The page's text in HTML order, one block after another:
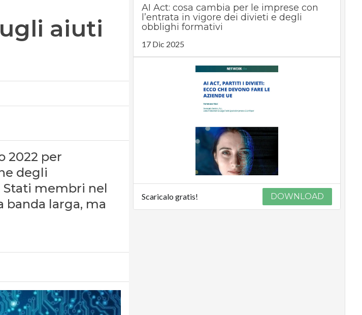
aiuti
2022 per
degli
Stati membri nel
banda larga, ma
AI Act: cosa cambia per le imprese con
l’entrata in vigore dei divieti e degli
obblighi formativi
17 Dic 2025
Scaricalo gratis! DOWNLOAD